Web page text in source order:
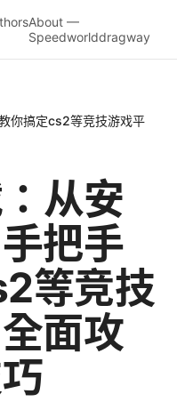
About —
Speedworlddragway
你搞定cs2等竞技游戏平
从安
把手
等竞技
面攻